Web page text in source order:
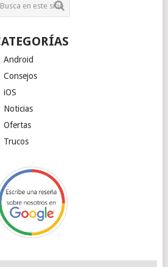
Android
Consejos
iOS
Noticias
Ofertas
Trucos